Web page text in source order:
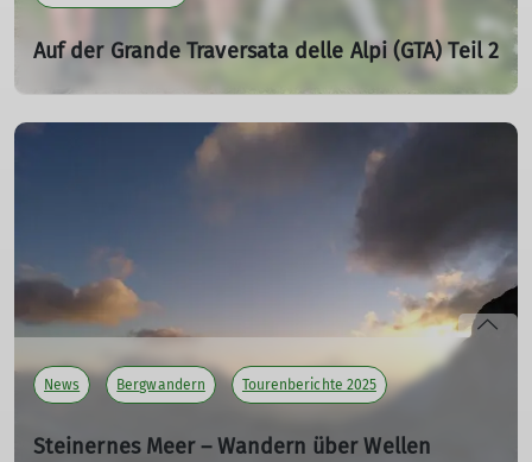
Auf der Grande Traversata delle Alpi (GTA) Teil 2
13.07.2025
News Bergwandern Tourenberichte 2025
Steinernes Meer – Wandern über Wellen